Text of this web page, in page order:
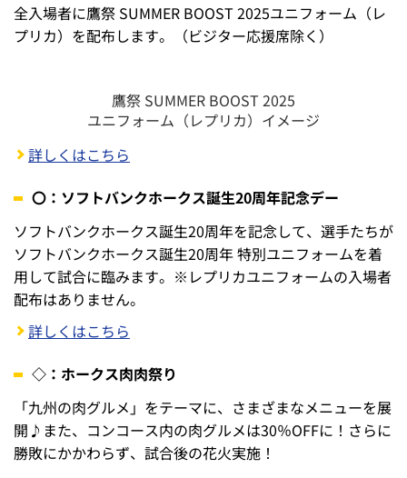
全入場者に鷹祭 SUMMER BOOST 2025ユニフォーム（レ
プリカ）を配布します。（ビジター応援席除く）
ユニフォーム（レプリカ）イメージ
詳しくはこちら
〇：ソフトバンクホークス誕生20周年記念デー
ソフトバンクホークス誕生20周年を記念して、選手たちが